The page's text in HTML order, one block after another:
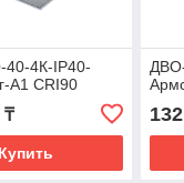
4К-IP40-
А1 CRI90
₸
Купить